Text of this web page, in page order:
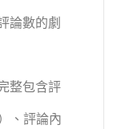
論數的劇
整包含評
、評論內